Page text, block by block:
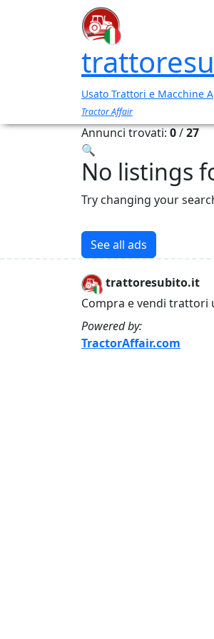
Usato Trattori e Macchine
Tractor Affair
Annunci trovati:0/27
🔍
No listings
Try changing your
See all ads
trattoresubito.it
Compra e vendi trattori
Powered by:
TractorAffair.com